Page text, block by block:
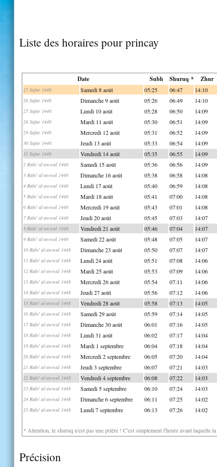
Liste des horaires pour princay
Date Subh Shuruq * Zhur
25 Safar 1448 Samedi 8 août 05:25 06:47 14:10
26 Safar 1448 Dimanche 9 août 05:26 06:49 14:10
27 Safar 1448 Lundi 10 août 05:28 06:50 14:09
28 Safar 1448 Mardi 11 août 05:30 06:51 14:09
29 Safar 1448 Mercredi 12 août 05:31 06:52 14:09
30 Safar 1448 Jeudi 13 août 05:33 06:54 14:09
31 Safar 1448 Vendredi 14 août 05:35 06:55 14:09
2 Rabi' al-awwal 1448 Samedi 15 août 05:36 06:56 14:09
3 Rabi' al-awwal 1448 Dimanche 16 août 05:38 06:58 14:08
4 Rabi' al-awwal 1448 Lundi 17 août 05:40 06:59 14:08
5 Rabi' al-awwal 1448 Mardi 18 août 05:41 07:00 14:08
6 Rabi' al-awwal 1448 Mercredi 19 août 05:43 07:01 14:08
7 Rabi' al-awwal 1448 Jeudi 20 août 05:45 07:03 14:07
8 Rabi' al-awwal 1448 Vendredi 21 août 05:46 07:04 14:07
9 Rabi' al-awwal 1448 Samedi 22 août 05:48 07:05 14:07
10 Rabi' al-awwal 1448 Dimanche 23 août 05:50 07:07 14:07
11 Rabi' al-awwal 1448 Lundi 24 août 05:51 07:08 14:06
12 Rabi' al-awwal 1448 Mardi 25 août 05:53 07:09 14:06
13 Rabi' al-awwal 1448 Mercredi 26 août 05:54 07:11 14:06
14 Rabi' al-awwal 1448 Jeudi 27 août 05:56 07:12 14:06
15 Rabi' al-awwal 1448 Vendredi 28 août 05:58 07:13 14:05
16 Rabi' al-awwal 1448 Samedi 29 août 05:59 07:14 14:05
17 Rabi' al-awwal 1448 Dimanche 30 août 06:01 07:16 14:05
18 Rabi' al-awwal 1448 Lundi 31 août 06:02 07:17 14:04
19 Rabi' al-awwal 1448 Mardi 1 septembre 06:04 07:18 14:04
20 Rabi' al-awwal 1448 Mercredi 2 septembre 06:05 07:20 14:04
21 Rabi' al-awwal 1448 Jeudi 3 septembre 06:07 07:21 14:03
22 Rabi' al-awwal 1448 Vendredi 4 septembre 06:08 07:22 14:03
23 Rabi' al-awwal 1448 Samedi 5 septembre 06:10 07:24 14:03
24 Rabi' al-awwal 1448 Dimanche 6 septembre 06:11 07:25 14:02
25 Rabi' al-awwal 1448 Lundi 7 septembre 06:13 07:26 14:02
* Attention, le shuruq n'est pas une prière ! C'est simplement l'heure avant laquelle
Précision